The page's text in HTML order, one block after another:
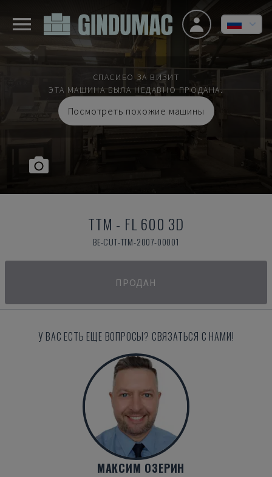
СПАСИБО ЗА ВИЗИТ
ЭТА МАШИНА БЫЛА НЕДАВНО ПРОДАНА.
Посмотреть похожие машины
TTM - FL 600 3D
BE-CUT-TTM-2007-00001
ПРОДАН
У ВАС ЕСТЬ ЕЩЕ ВОПРОСЫ? СВЯЗАТЬСЯ С НАМИ!
МАКСИМ ОЗЕРИН